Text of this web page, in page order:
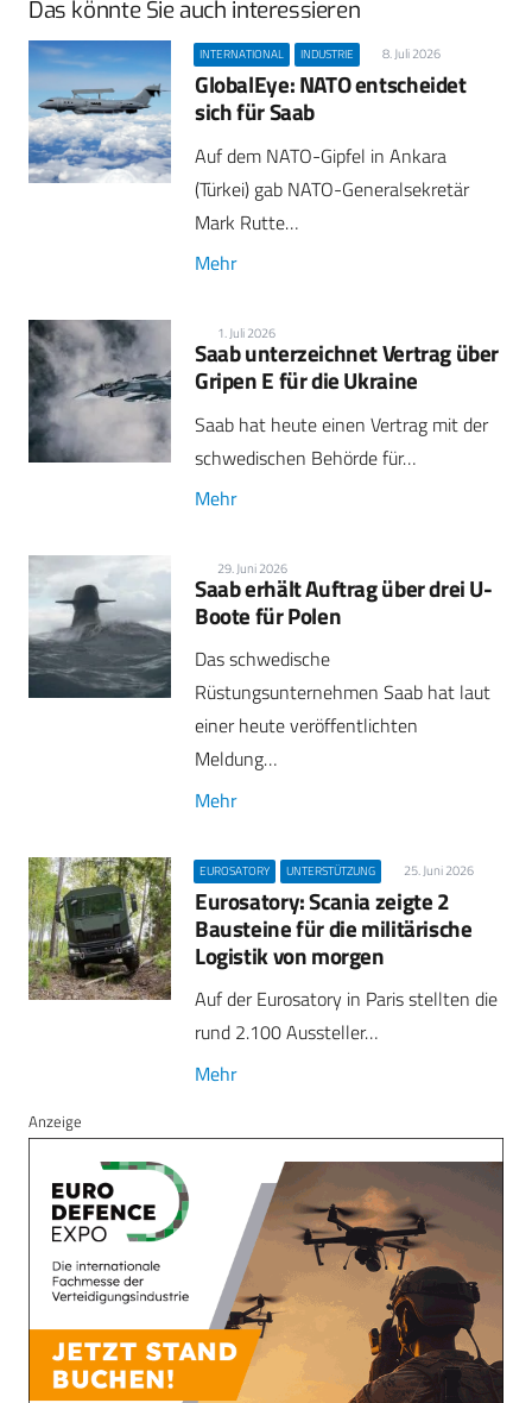
Das könnte Sie auch interessieren
INTERNATIONAL INDUSTRIE 8. Juli 2026
GlobalEye: NATO entscheidet
sich für Saab
Auf dem NATO-Gipfel in Ankara
(Türkei) gab NATO-Generalsekretär
Mark Rutte…
Mehr
1. Juli 2026
Saab unterzeichnet Vertrag über
Gripen E für die Ukraine
Saab hat heute einen Vertrag mit der
schwedischen Behörde für…
Mehr
29. Juni 2026
Saab erhält Auftrag über drei U-
Boote für Polen
Das schwedische
Rüstungsunternehmen Saab hat laut
einer heute veröffentlichten
Meldung…
Mehr
EUROSATORY UNTERSTÜTZUNG 25. Juni 2026
Eurosatory: Scania zeigte 2
Bausteine für die militärische
Logistik von morgen
Auf der Eurosatory in Paris stellten die
rund 2.100 Aussteller…
Mehr
Anzeige